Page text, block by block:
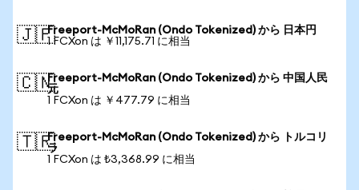
🇯🇵Freeport-McMoRan (Ondo Tokenized) から 日本円
1 FCXon は ￥11,175.71 に相当
🇨🇳Freeport-McMoRan (Ondo Tokenized) から 中国人民
元
1 FCXon は ￥477.79 に相当
🇹🇷Freeport-McMoRan (Ondo Tokenized) から トルコリ
ラ
1 FCXon は ₺3,368.99 に相当